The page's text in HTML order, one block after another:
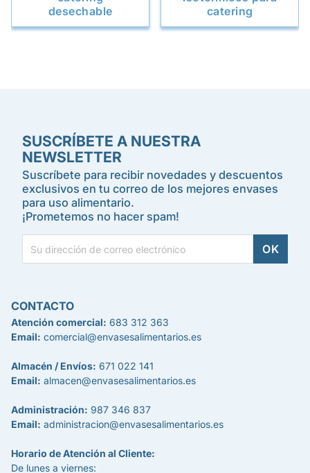
desechable
catering
SUSCRÍBETE A NUESTRA
NEWSLETTER
Suscríbete para recibir novedades y descuentos
exclusivos en tu correo de los mejores envases
para uso alimentario.
¡Prometemos no hacer spam!
CONTACTO
Atención comercial: 683 312 363
Email: comercial@envasesalimentarios.es
Almacén / Envíos: 671 022 141
Email: almacen@envasesalimentarios.es
Administración: 987 346 837
Email: administracion@envasesalimentarios.es
Horario de Atención al Cliente:
De lunes a viernes: